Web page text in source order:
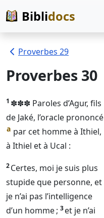
Biblidocs
Proverbes 29
Proverbes 30
1 ✽✽✽ Paroles d’Agur, fils
de Jaké, l’oracle prononcé
a par cet homme à Ithiel,
à Ithiel et à Ucal :
2Certes, moi je suis plus
stupide que personne, et
je n’ai pas l’intelligence
d’un homme ; 3et je n’ai